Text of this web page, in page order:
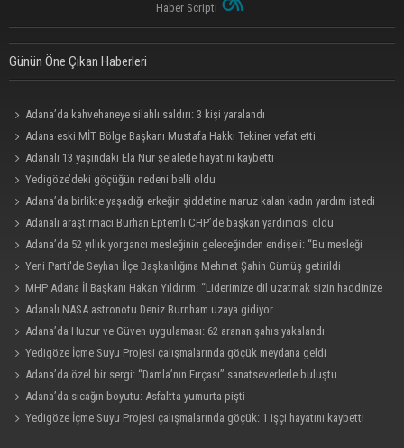
Haber Scripti
Günün Öne Çıkan Haberleri
Adana’da kahvehaneye silahlı saldırı: 3 kişi yaralandı
Adana eski MİT Bölge Başkanı Mustafa Hakkı Tekiner vefat etti
Adanalı 13 yaşındaki Ela Nur şelalede hayatını kaybetti
Yedigöze’deki göçüğün nedeni belli oldu
Adana’da birlikte yaşadığı erkeğin şiddetine maruz kalan kadın yardım istedi
Adanalı araştırmacı Burhan Eptemli CHP’de başkan yardımcısı oldu
Adana’da 52 yıllık yorgancı mesleğinin geleceğinden endişeli: “Bu mesleği
çocuğuma bile öğretemedim”
Yeni Parti'de Seyhan İlçe Başkanlığına Mehmet Şahin Gümüş getirildi
MHP Adana İl Başkanı Hakan Yıldırım: “Liderimize dil uzatmak sizin haddinize
değildir”
Adanalı NASA astronotu Deniz Burnham uzaya gidiyor
Adana’da Huzur ve Güven uygulaması: 62 aranan şahıs yakalandı
Yedigöze İçme Suyu Projesi çalışmalarında göçük meydana geldi
Adana’da özel bir sergi: “Damla’nın Fırçası” sanatseverlerle buluştu
Adana’da sıcağın boyutu: Asfaltta yumurta pişti
Yedigöze İçme Suyu Projesi çalışmalarında göçük: 1 işçi hayatını kaybetti